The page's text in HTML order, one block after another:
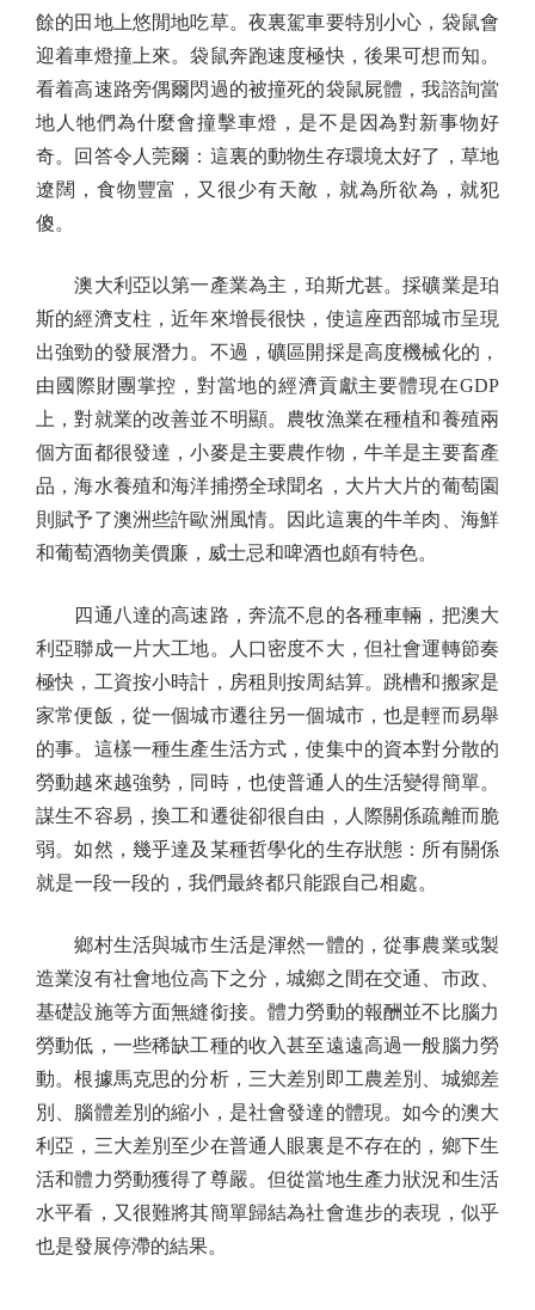
餘的田地上悠閒地吃草。夜裏駕車要特別小心，袋鼠會
迎着車燈撞上來。袋鼠奔跑速度極快，後果可想而知。
看着高速路旁偶爾閃過的被撞死的袋鼠屍體，我諮詢當
地人牠們為什麼會撞擊車燈，是不是因為對新事物好
奇。回答令人莞爾：這裏的動物生存環境太好了，草地
遼闊，食物豐富，又很少有天敵，就為所欲為，就犯
傻。
澳大利亞以第一產業為主，珀斯尤甚。採礦業是珀
斯的經濟支柱，近年來增長很快，使這座西部城市呈現
出強勁的發展潛力。不過，礦區開採是高度機械化的，
由國際財團掌控，對當地的經濟貢獻主要體現在GDP
上，對就業的改善並不明顯。農牧漁業在種植和養殖兩
個方面都很發達，小麥是主要農作物，牛羊是主要畜產
品，海水養殖和海洋捕撈全球聞名，大片大片的葡萄園
則賦予了澳洲些許歐洲風情。因此這裏的牛羊肉、海鮮
和葡萄酒物美價廉，威士忌和啤酒也頗有特色。
四通八達的高速路，奔流不息的各種車輛，把澳大
利亞聯成一片大工地。人口密度不大，但社會運轉節奏
極快，工資按小時計，房租則按周結算。跳槽和搬家是
家常便飯，從一個城市遷往另一個城市，也是輕而易舉
的事。這樣一種生產生活方式，使集中的資本對分散的
勞動越來越強勢，同時，也使普通人的生活變得簡單。
謀生不容易，換工和遷徙卻很自由，人際關係疏離而脆
弱。如然，幾乎達及某種哲學化的生存狀態：所有關係
就是一段一段的，我們最終都只能跟自己相處。
鄉村生活與城市生活是渾然一體的，從事農業或製
造業沒有社會地位高下之分，城鄉之間在交通、市政、
基礎設施等方面無縫銜接。體力勞動的報酬並不比腦力
勞動低，一些稀缺工種的收入甚至遠遠高過一般腦力勞
動。根據馬克思的分析，三大差別即工農差別、城鄉差
別、腦體差別的縮小，是社會發達的體現。如今的澳大
利亞，三大差別至少在普通人眼裏是不存在的，鄉下生
活和體力勞動獲得了尊嚴。但從當地生產力狀況和生活
水平看，又很難將其簡單歸結為社會進步的表現，似乎
也是發展停滯的結果。